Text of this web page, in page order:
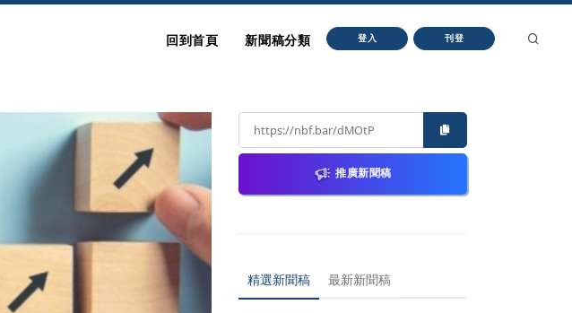
回到首頁 新聞稿分類 登入 刊登
推廣新聞稿
精選新聞稿 最新新聞稿